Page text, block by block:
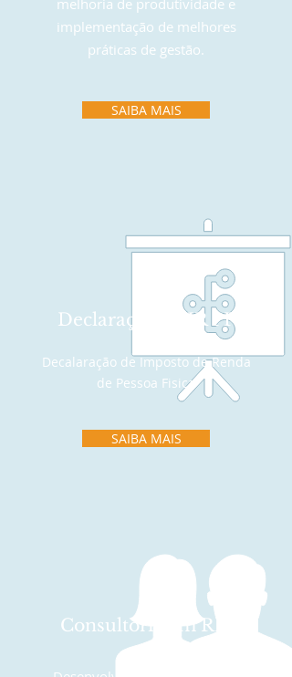
melhoria de produtividade e
implementação de melhores
práticas de gestão.
SAIBA MAIS
Declaração de IR PF
Decalaração de Imposto de Renda
de Pessoa Fisica
SAIBA MAIS
Consultoria em RH